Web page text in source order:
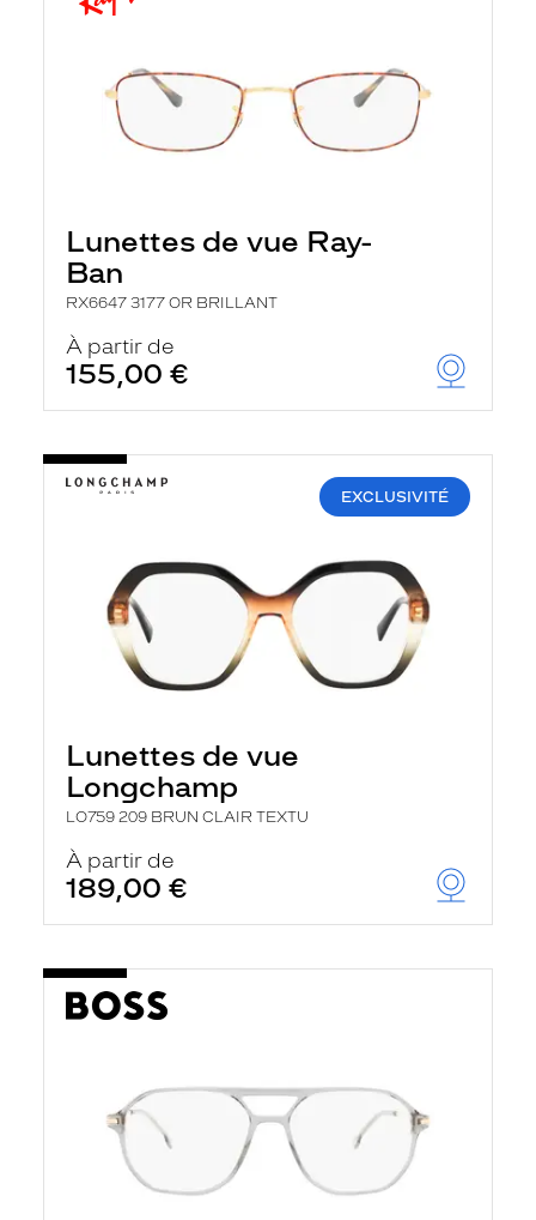
Lunettes de vue Ray-
Ban
RX6647 3177 OR BRILLANT
À partir de
155,00 €
EXCLUSIVITÉ
Lunettes de vue
Longchamp
LO759 209 BRUN CLAIR TEXTU
À partir de
189,00 €